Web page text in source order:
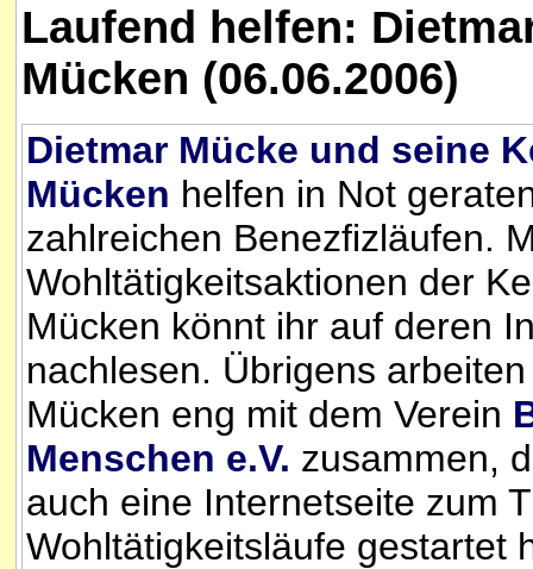
Laufend helfen:
Mücken (06.06.2006)
Dietmar Mücke und seine
Mücken helfen in Not
zahlreichen Benezfizläufen.
Wohltätigkeitsaktionen der
Mücken könnt ihr auf deren
nachlesen. Übrigens
Mücken eng mit dem Verein
Menschen e.V. zusammen,
auch eine Internetseite zum
Wohltätigkeitsläufe gestartet